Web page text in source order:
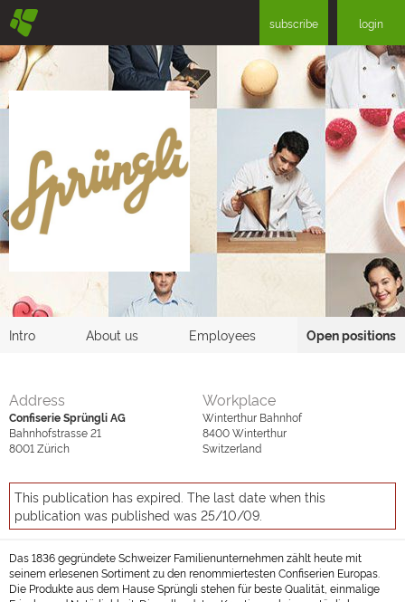
§ subscribe login
Intro About us Employees Open positions
Address
Confiserie Sprüngli AG
Bahnhofstrasse 21
8001 Zürich
Workplace
Winterthur Bahnhof
8400Winterthur
Switzerland
This publication has expired. The last date when this
publication was published was 25/10/09.
Das 1836 gegründete Schweizer Familienunternehmen zählt heute mit
seinem erlesenen Sortiment zu den renommiertesten Confiserien Europas.
Die Produkte aus dem Hause Sprüngli stehen für beste Qualität, einmalige